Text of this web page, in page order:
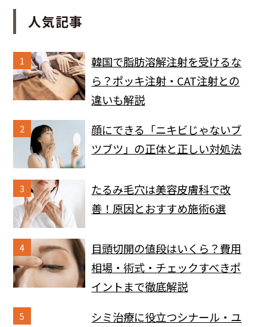
人気記事
1
韓国で脂肪溶解注射を受けるな
ら？ポッキ注射・CAT注射との
違いも解説
2
顔にできる「ニキビじゃないブ
ツブツ」の正体と正しい対処法
3
たるみ毛穴は美容皮膚科で改
善！原因とおすすめ施術6選
4
目頭切開の値段はいくら？費用
相場・術式・チェックすべきポ
イントまで徹底解説
5
シミ治療に役立つシナール・ユ